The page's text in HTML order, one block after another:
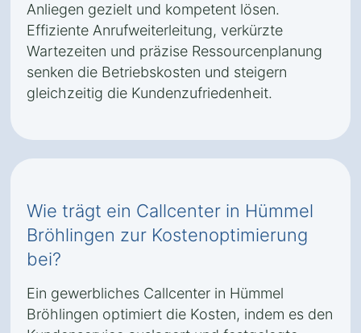
Anliegen gezielt und kompetent lösen.
Effiziente Anrufweiterleitung, verkürzte
Wartezeiten und präzise Ressourcenplanung
senken die Betriebskosten und steigern
gleichzeitig die Kundenzufriedenheit.
Wie trägt ein Callcenter in Hümmel
Bröhlingen zur Kostenoptimierung
bei?
Ein gewerbliches Callcenter in Hümmel
Bröhlingen optimiert die Kosten, indem es den